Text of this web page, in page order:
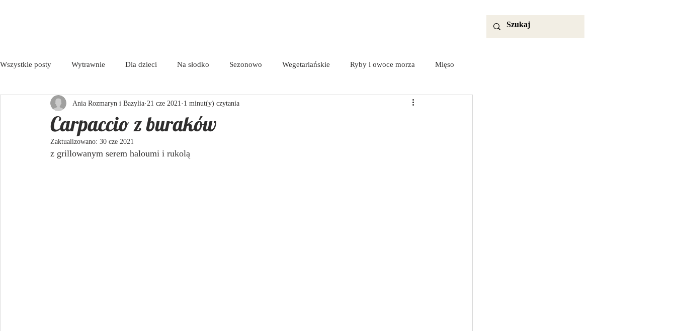
Wszystkie posty Wytrawnie Dla dzieci Na słodko Sezonowo Wegetariańskie Ryby i owoce morza Mięso
Tapas / Antipasti Zupy Aktualności Pasty i dipy
Carpaccio z buraków
Ania Rozmaryn i Bazylia 21 cze 2021 1 minut(y) czytania
Zaktualizowano: 30 cze 2021
z grillowanym serem haloumi i rukolą